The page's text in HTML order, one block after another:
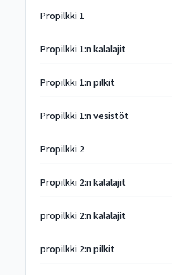
Propilkki 1
Propilkki 1:n kalalajit
Propilkki 1:n pilkit
Propilkki 1:n vesistöt
Propilkki 2
Propilkki 2:n kalalajit
propilkki 2:n kalalajit
propilkki 2:n pilkit